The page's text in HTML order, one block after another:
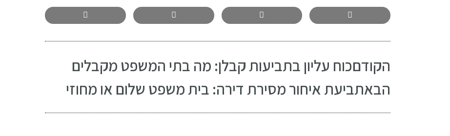
הקודםכוח עליון בתביעות קבלן: מה בתי המשפט מקבלים
הבאתביעת איחור מסירת דירה: בית משפט שלום או מחוזי